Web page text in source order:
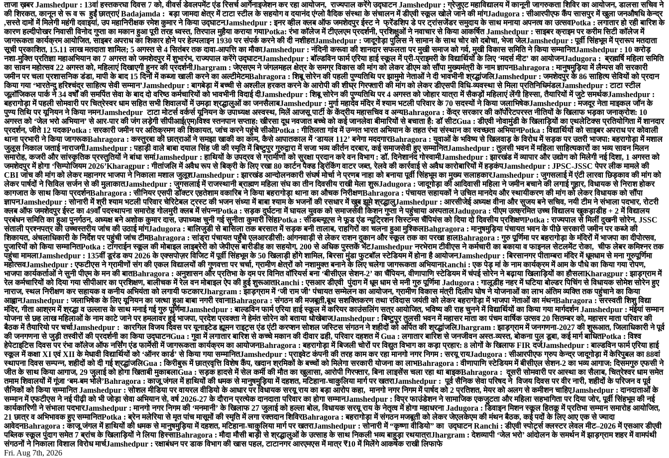
ताजा ख़बरJamshedpur : 13वां हस्तकरघा दिवस 7 को, वीवर्स डेवलपमेंट एंड रिसर्च आर्गेनाइजेशन कर रहा आयोजन, राज्यपाल करेंगे उद्घाटनJamshedpur : ग्रेजुएट महाविद्यालय में कानूनी जागरुकता शिविर का आयोजन, डालसा सचिव ने
की शिरकत, कानून से रू व रू हुईं छात्राएंBadajamda : बड़ा जामदा क्षेत्र में टाटा स्टील के सहयोग व दयानंद एंग्लो वैदिक संस्था के संचालन में डीएवी स्कूल खोले जाने की मांगJadugora : सीआरपीएफ कैंप सासपुर में खुला जनऔषधि केन्द्र
,सस्ते दामों में मिलेगी महंगी दवाइयां, उप महानिरीक्षक रमेश कुमार ने किया उद्घाटनJamshedpur : इनर व्हील क्लब ऑफ जमशेदपुर ईस्ट ने फ्रेंडशिप डे पर ट्रांसजेंडर समुदाय के साथ मनाया अपनत्व का उत्सवPotka : लगातार हो रही बारिश के
कारण हल्दीपोखर निवासी विनोद गुप्ता का मकान हुआ पूरी तरह ध्वस्त, तिरपाल मुहैया कराया गयाPotka: रंभा कॉलेज में टीएलएम प्रदर्शनी, प्रशिक्षुओं ने नवाचार से किया आकर्षितJamshedpur : साइबर क्राइम पर करीम सिटी कॉलेज में
जागरूकता कार्यक्रम आयोजित, साइबर अपराध का शिकार होने पर हेल्पलाइन 1930 पर संपर्क करने की दी नशीहतJamshedpur : जादूगोड़ा पुलिस ने सामान के साथ चोर को दबोचा, भेजा जेलJamshedpur : पूर्वी सिंहभूम में प्रारूप मतदाता
सूची प्रकाशित, 15.11 लाख मतदाता शामिल; 5 अगस्त से 4 सितंबर तक दावा-आपत्ति का मौकाJamshedpur : नंदिनी करूवा की शानदार सफलता पर मुखी समाज को गर्व, मुखी विकास समिति ने किया सम्मानितJamshedpur : 10 करोड़
नशा-मुक्ति प्रतिज्ञा महाअभियान का 7 अगस्त को जमशेदपुर में शुभारंभ, राज्यपाल करेंगे उद्घाटनJamshedpur : बॉल्डविन फार्म एरिया हाई स्कूल में प्री-प्राइमरी के विद्यार्थियों के लिए ‘मदर्स मीट’ का आयोजनJadugora : ब्रह्मर्षि महिला समिति
का सावन महोत्सव 22 अगस्त को, महिलाएं दिखाएगी हुनर की प्रदर्शनीJhargram : जेएसएम ने जंगलमहल क्षेत्र के समग्र विकास की मांग को लेकर डीएम को सौंपा मुख्यमंत्री के नाम ज्ञापनBahragora : मानुषमुड़िया में लैम्पस की सरकारी
जमीन पर चला प्रशासनिक डंडा, मापी के बाद 15 दिनों में कब्जा खाली करने का अल्टीमेटमBahragora : शिबू सोरेन की पहली पुण्यतिथि पर झामुमो नेताओं ने दी भावभीनी श्रद्धांजलिJamshedpur : जमशेदपुर के 86 साहित्य सेवियों को प्रदान
किया गया ‘भारतेन्दु हरिश्चंद्र साहित्य सेवी सम्मान’Jamshedpur : बागबेड़ा में बच्ची से अश्लील हरकत करने के आरोपी की शीघ्र गिरफ्तारी की मांग को लेकर डीएसपी विधि-व्यवस्था से मिला प्रतिनिधिमंडलJamshedpur : टाटा स्टील
जूलॉजिकल पार्क ने 34 वर्षों की समर्पित सेवा के बाद दो वरिष्ठ कर्मचारियों को भावभीनी विदाई दीJamshedpur : शिबू सोरेन की पुण्यतिथि पर 4 अगस्त को जोहार यात्रा में सैकड़ों महिलाएं लेंगी हिस्सा, तैयारियों में जुटे समर्थकJamshedpur :
बहरागोड़ा में पहली सोमवारी पर चित्रेस्वर धाम सहित सभी शिवालयों में उमड़ा श्रद्धालुओं का जनसैलाबJamshedpur : मुर्गा महादेव मंदिर में श्याम भटली परिवार के 70 सदस्यों ने किया जलाभिषेकJamshedpur : मजदूर नेता माइकल जॉन के
पुण्य तिथि पर यूनियन ने किया नमनJamshedpur टाटा मोटर्स वर्कर्स यूनियन के उपाध्यक्ष अस्वस्थ, मिलें आजसू पार्टी के केंद्रीय महासचिव व अन्यBahragora : केंद्र सरकार की कॉर्पोरेटपरस्त नीतियों के खिलाफ भड़का जनाक्रोश: 10
अगस्त को ‘जेल भरो अभियान’ से आर-पार की जंग लड़ेगी सीपीआई(एम)विश्व स्तनपान सप्ताह: खीरसा दूध नवजात बच्चे को कई जानलेवा बीमारियों से बचाता है: डॉ सीटGua : डीएवी नोवामुंडी के खिलाड़ियों का एथलेटिक्स प्रतियोगिता में शानदार
प्रदर्शन, जीते 12 पदकPotka : सरकारी जमीन पर अतिक्रमण की शिकायत, जांच करने पहुंचे सीओPotka : गीतिलता गांव में उन्नत भारत अभियान के तहत रंभा संस्थान का स्वच्छता अभियानPotka : विद्यार्थियों को साइबर अपराध पर कोवाली
थाना प्रभारी ने किया जागरूकBahragora : कस्तुरबा की छात्राओं ने समझा खाकी का काम, कैसे आपातकाल में ‘डायल 112’ बनेगा मददगारBahragora : युवाओं के भविष्य से खिलवाड़ के विरोध में सड़क पर उतरी भाजपा: बहरागोड़ा में मशाल
जुलूस निकाल जताई नाराजगीJamshedpur : पहाड़ी वाले बाबा दयाल सिंह जी की स्मृति में बिष्टुपुर गुरुद्वारा में सजा भव्य कीर्तन दरबार, कई समाजसेवी हुए सम्मानितJamshedpur : तुलसी भवन में महिला साहित्यकारों का भव्य सावन मिलन
समारोह, कजरी और सांस्कृतिक प्रस्तुतियों ने बांधा समांJamshedpur : हाथियों के उपद्रव से ग्रामीणों को सुरक्षा प्रदान करे वन विभाग : डॉ. दिनेशानंद गोस्वामीJamshedpur : झारखंड में व्यापार और उद्योग को मिलेगी नई दिशा, 1 अगस्त को
जमशेदपुर में होगा ‘सिम्पोजियम 2026’Kharagpur : गीतांजलि में अवैध रूप से बिक्री के लिए रखा 80 कार्टन पैक्ड ड्रिंकिंग वाटर जब्त, रेलवे की कार्रवाई से अवैध कारोबारियों में हड़कंपJamshedpur : JPSC-JSSC पेपर लीक मामले की
CBI जांच की मांग को लेकर महानगर भाजपा ने निकाला मशाल जुलूशJamshedpur : झारखंड आन्दोलनकारी संघर्ष मोर्चा ने प्रणब नाहा को बनाया पूर्वी सिंहभूम का मुख्य सलाहकारJamshedpur : जुगसलाई में एंटी लारवा छिड़काव की मांग को
लेकर पार्षदों ने सिविल सर्जन से की मुलाकातJamshedpur : जुगसलाई में राजस्थानी ब्राह्मण महिला संघ का तीन दिवसीय राखी मेला शुरूJadugora : जादूगोड़ा की आदिवासी महिला ने जमीन बचाने की लगाई गुहार, विधायक से निराश होकर
कागजात के साथ किया प्रदर्शनBahragora : सीनियर एसपी डॉक्टर एहतेशाम वकारिब ने किया बहरागोड़ा थाना का औचक निरीक्षणBahragora : पंचायत सहायकों ने उचित मानदेय और स्थायीकरण की मांग को लेकर विधायक को सौंपा
ज्ञापनJamshedpur : सोनारी में श्री श्याम भटली परिवार चेरिटेबल ट्रस्ट की भजन संध्या में बाबा श्याम के भजनों की रसधार में खुब झूमे श्रद्धालुJamshedpur : आरसीजेई अध्यक्ष वीना और सुजय बने सचिव, नयी टीम ने संभाला पदभार, रोटरी
क्लब ऑफ जमशेदपुर ईस्ट का 49वाँ पदस्थापना समारोह गोलमुरी क्लब में संपन्नPotka : सड़क दुर्घटना में घायल युवक को समाजसेवी किशन गुप्ता ने पहुंचाया अस्पतालJadugora : पीएम उत्क्रमित उच्च विद्यालय खुकड़ाडीह + 2 में विद्यालय
प्रबंधन समिति का हुआ पुनर्गठन, अध्यक्ष बने अशोक कुमार दास, उपाध्यक्ष चुनी गई सुनीता कुमारी सिंहPotka : सीडब्ल्यूएस ने फूड एंड न्यूट्रिशन सिस्टम्स चैंपियंस को दिया दो दिवसीय प्रशिक्षणPotka : राज्यपाल से मिलीं दुखनी सोरेन, JSSC
संताली प्रश्नपत्र की उच्चस्तरीय जांच की उठाई मांगJadugora : बालिजुडी से बासिला तक बरसात में सड़क बनी तालाब, राहगिरों का चलना हुआ मुश्किलBahgragora : मानुषमुड़िया पंचायत भवन के पीछे सरकारी जमीन पर कब्जे की
शिकायत, अंचलाधिकारी के निर्देश पर पहुंची जांच टीमBahragora : सांड्रा पंचायत पहुँचे एलआरडीसी: आंगनवाड़ी से लेकर राशन दुकान और स्कूल तक का परखा हालBahragora : गुरु पूर्णिमा पर बहरागोड़ा के मंदिरों में भाजपा का दीपोत्सव,
पुजारियों को किया सम्मानितPotka : टांगराईन स्कूल की मोबाइल लाइब्रेरी को जेपीएस बारीडीह का सहयोग, 200 से अधिक पुस्तकें भेंटJamshedpur नरभेराम टीवीएस ने कर्मचारी का बकाया व फाइनल सेटलमेंट रोका, चीफ लेबर कमिश्नर तक
पहुंचा मामलाJamshedpur : 135वीं डूरंड कप 2026 के एक्सपोज़र विजिट में पूर्वी सिंहभूम के 50 खिलाड़ी होंगे शामिल, बिरसा मुंडा फुटबॉल स्टेडियम में होना है आयोजनJamshedpur : बिरसानगर पीताम्बरा मंदिर में धूमधाम से मना गुरुपूर्णिमा
महोत्सवJamshedpur : एफटीएस ने ग्रामीणों संग की एकल विद्यालयों की गुणवत्ता पर चर्चा, ग्रामीण क्षेत्रों को नशामुक्त बनाने के लिए चलेगा जागरूकता अभियानRanchi : एक पेड़ मां के नाम कार्यक्रम में आम के पौधे का किया गया रोपण,
भाजपा कार्यकर्ताओं ने सुनी पीएम के मन की बातBahragora : अनुशासन और प्रतिभा के दम पर विनित वॉरियर्स बना ‘बीसीएल सेशन-2’ का चैंपियन, वीणापाणि स्टेडियम में चंपई सोरेन ने बढ़ाया खिलाड़ियों का हौसलाKharagpur : झाड़ग्राम में
रेल कर्मचारियों को दिया गया सीपीआर का प्रशिक्षण, बालीचक में रेल वन मोबाइल ऐप की हुई शुरूआतRanchi : एसआर डीएवी पुंदाग में धूम धाम से मनी गुरु पूर्णिमाJadugora : गालूडीह नहर में घटिया बोल्डर पिचिंग से विधायक सोमेश सोरेन हुए
नाराज, स्थल निरीक्षण कर सहायक व कनीय अभियंता को लगायी फटकारJhargram : झाड़ग्राम में ‘जी राम जी’ पंचायत सम्मेलन का आयोजन, ग्रामीण विकास मंत्री दिलीप घोष ने योजनाओं का लाभ अंतिम व्यक्ति तक पहुंचाने का किया
आह्वानJamshedpur : जलाभिषेक के लिए यूनियन का जत्था हुआ बाबा नगरी रवानाBahragora : संगठन की मजबूती,बूथ सशक्तिकरण तथा रविदास जयंती को लेकर बहरागोड़ा में भाजपा नेताओं का मंथनBahragora : सरस्वती शिशु विद्या
मंदिर, गीता आश्रम में श्रद्धा व उल्लास के साथ मनाई गई गुरु पूर्णिमाJamshedpur : बाल्डविन फार्म एरिया हाई स्कूल में करियर काउंसलिंग सत्र आयोजित, भविष्य की राह चुनने में विद्यार्थियों का किया गया मार्गदर्शनJamshedpur : मंईयां सम्मान
योजना से छह लाख महिलाओं के नाम काटे जाने पर हमलावर हुई भाजपा, प्रदेश प्रवक्ता ने हेमंत सोरेन को बताया धोखेबाजJamshedpur : बिष्टुपुर तुलसी भवन में महासर माता का पंचम वार्षिक उत्सव 20 सितम्बर को, महासर माता परिवार की
बैठक में तैयारियो पर चर्चाJamshedpur : कारगिल विजय दिवस पर यूनाइटेड ह्यूमन राइट्स एंड एंटी करप्शन सोशल जस्टिस संगठन ने शहीदों को अर्पित की श्रद्धांजलिJhargram : झाड़ग्राम में जनगणना-2027 की शुरूआत, जिलाधिकारी ने पूर्व
की जनगणना से जुड़ी तस्वीरों की प्रदर्शनी का किया उद्घाटनGua : गुवा में लगातार बारिश से कच्चे मकान की दीवार ढही, परिवार दहशत मेंGua : लगातार बारिश से जनजीवन अस्त-व्यस्त, बोकना पुल डूबा, कई मार्ग बाधितPotka : विश्व
हेपेटाइटिस दिवस पर रंभा कॉलेज ऑफ नर्सिंग एंड फार्मेसी में जागरूकता कार्यक्रम का आयोजनBahragora : बहरागोड़ा में बिजली चोरों पर विद्युत विभाग का कड़ा प्रहार: 8 लोगों के खिलाफ FIR दर्जJamshedpur : बाल्डविन फार्म एरिया हाई
स्कूल में कक्षा XI एवं XII के मेधावी विद्यार्थियों को ‘ऑनर कार्ड’ से किया गया सम्मानितJamshedpur : प्राइवेट कंपनी की तरह काम कर रहा मानगो नगर निगम : सरयू रायJadugora : सीआरपीएफ ग्रुप केन्द्र जादूगोड़ा में केरिपुबल का 88वां
स्थापना दिवस सम्पन्न, शहीदों को दी गई श्रद्धांजलिGua : किरीबुरू में छात्रवृत्ति विशेष कैंप, खदान श्रमिकों के बच्चों को मिलेगा सरकारी योजना का लाभBahragora : वीणापाणि स्टेडियम में बीसीएल सेशन-2 का भव्य आगाज: दिसमगुरु एफसी ने
जीत के साथ किया आगाज, 29 जुलाई को होगा खिताबी मुकाबलाGua : सड़क हादसे में सेल कर्मी की मौत का खुलासा, आरोपी गिरफ्तार, बिना लाइसेंस चला रहा था बाइकBahragora : दूसरी सोमवारी पर आस्था का सैलाब, चित्रेश्वर धाम समेत
तमाम शिवालयों में गूंजा ‘बम-बम भोले’Bahragora : काजू जंगल में हाथियों की धमक से मानुषमुड़िया में दहशत, मटिहाना-चाकुलिया मार्ग पर खतराJamshedpur : पूर्व सैनिक सेवा परिषद ने विजय दिवस पर वीर नारी, शहीदों के परिजन व पूर्व
सैनिकों को किया सम्मानितJamshedpur : सोशल मीडिया पर वायरल वीडियो के आधार पर विधायक सरयू राय का बड़ा आरोप कहा, मानगो नगर निगम में पार्षद को 2 प्रतिशत, मेयर को अलग से कमीशन चाहिएJamshedpur : दानदाताओं के
सम्मान में एफटीएस ने नई पीढ़ी को भी जोड़ा सेवा अभियान से, वर्ष 2026-27 के दौरान प्रत्येक दानदाता परिवार का होगा सम्मानJamshedpur : विप्र फाउंडेशन ने सामाजिक एकजुटता और महिला सहभागिता पर दिया जोर, पूर्वी सिंहभूम की नई
कार्यकारिणी ने संभाला पदभारJamshedpur : मानगो नगर निगम की ‘मनमानी’ के खिलाफ 27 जुलाई को हल्ला बोल, विधायक सरयू राय के नेतृत्व में होगा महाधरनाJadugora : डिवाइन मिशन स्कूल हितकू में प्रतिभा सम्मान समारोह आयोजित,
21 छात्र व अभिभावक हुए सम्मानितPotka : ब्रेन मलेरिया से मृत पांच मासूमों की स्मृति में लगा रक्तदान शिविरBahragora : बहरागोड़ा में संगठन मजबूती को लेकर जेएलकेएम की मंथन बैठक, कई पदों के लिए आए एक से ज्यादा
आवेदनBahragora : काजू जंगल में हाथियों की धमक से मानुषमुड़िया में दहशत, मटिहाना-चाकुलिया मार्ग पर खतराJamshedpur : सोनारी में “कृष्णा वीडियो” का उद्घाटनRanchi : डीएवी स्पोर्ट्स क्लस्टर लेवल मीट–2026 में एसआर डीएवी
पब्लिक स्कूल पुंदाग समेत 7 ब्रांच के खिलाड़ियों ने लिया हिस्साBahragora : मौदा मौसी बाड़ी से श्रद्धालुओं के उत्साह के साथ निकली भव्य बाहुड़ा रथयात्राJhargram : देशव्यापी ‘जेल भरो’ आंदोलन के समर्थन में झाड़ग्राम शहर में वामपंथी
संगठनों ने निकाला विशाल विरोध मार्चJamshedpur : रक्षाबंधन पर डाक विभाग की खास पहल, टाटानगर आरएमएस में मात्र ₹10 में मिलेंगे आकर्षक राखी लिफाफे
Fri. Aug 7th, 2026